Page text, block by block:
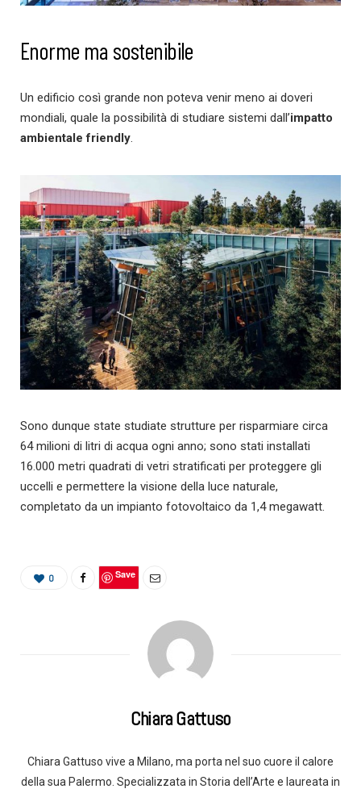
Enorme ma sostenibile
Un edificio così grande non poteva venir meno ai doveri
mondiali, quale la possibilità di studiare sistemi dall’impatto
ambientale friendly.
Sono dunque state studiate strutture per risparmiare circa
64 milioni di litri di acqua ogni anno; sono stati installati
16.000 metri quadrati di vetri stratificati per proteggere gli
uccelli e permettere la visione della luce naturale,
completato da un impianto fotovoltaico da 1,4 megawatt.
0 Save
Chiara Gattuso
Chiara Gattuso vive a Milano, ma porta nel suo cuore il calore
della sua Palermo. Specializzata in Storia dell’Arte e laureata in